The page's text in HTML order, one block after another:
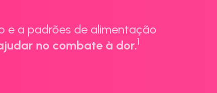
e a padrões de alimentação
no combate à dor.1